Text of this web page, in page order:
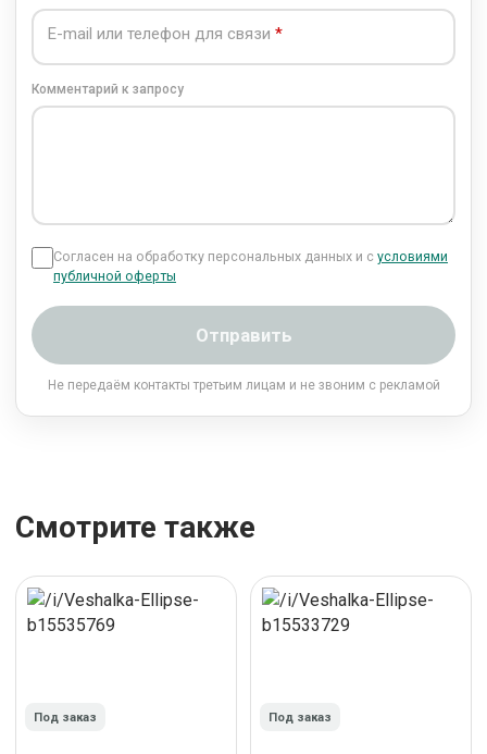
E-mail или телефон для связи
Комментарий к запросу
Согласен на обработку персональных данных и с условиями
публичной оферты
Отправить
Не передаём контакты третьим лицам и не звоним с рекламой
Смотрите также
Под заказ Под заказ